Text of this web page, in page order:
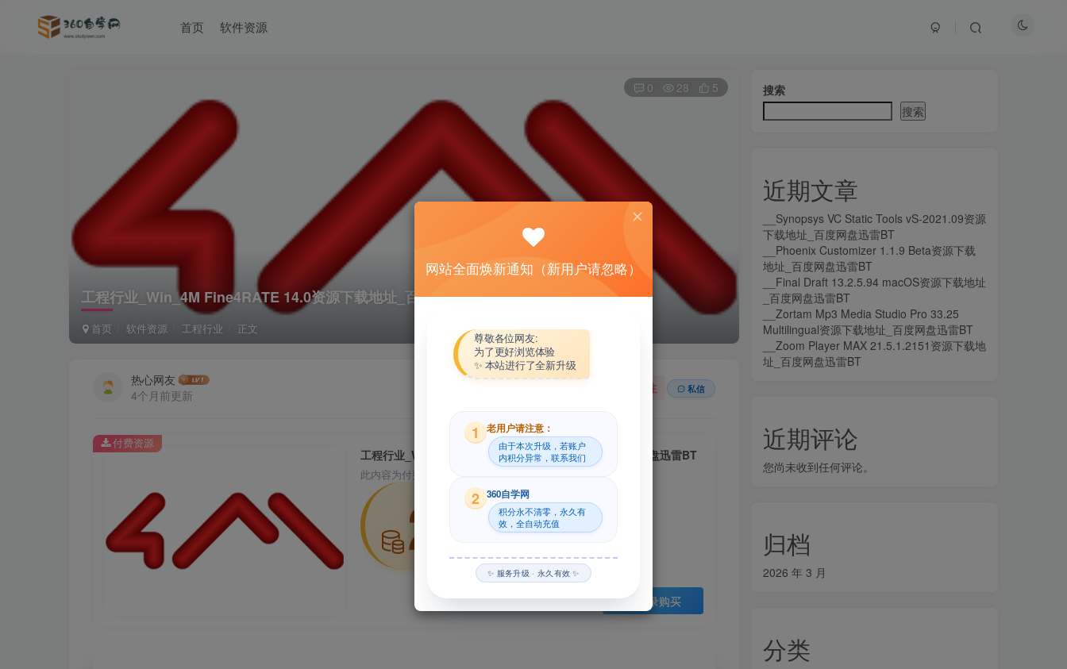
首页 软件资源
工程行业_Win_4M Fine4RATE 14.0资源下载地址_百度网盘迅雷BT
首页 软件资源 工程行业 正文
0 28 5
热心网友
4个月前更新
关注 私信
工程行业_Win_4M Fine4RATE 14.0资源下载地址_百度网盘迅雷BT
此内容为付费资源，请付费后查看
29
登录购买
付费资源
搜索
搜索
近期文章
__Synopsys VC Static Tools vS-2021.09资源
下载地址_百度网盘迅雷BT
__Phoenix Customizer 1.1.9 Beta资源下载
地址_百度网盘迅雷BT
__Final Draft 13.2.5.94 macOS资源下载地址
_百度网盘迅雷BT
__Zortam Mp3 Media Studio Pro 33.25
Multilingual资源下载地址_百度网盘迅雷BT
__Zoom Player MAX 21.5.1.2151资源下载地
址_百度网盘迅雷BT
近期评论
您尚未收到任何评论。
归档
2026 年 3 月
分类
网站全面焕新通知（新用户请忽略）
尊敬各位网友:
为了更好浏览体验
✨ 本站进行了全新升级
1 老用户请注意：
由于本次升级，若账户
内积分异常，联系我们
2 360自学网
积分永不清零，永久有
效，全自动充值
✨ 服务升级 · 永久有效 ✨